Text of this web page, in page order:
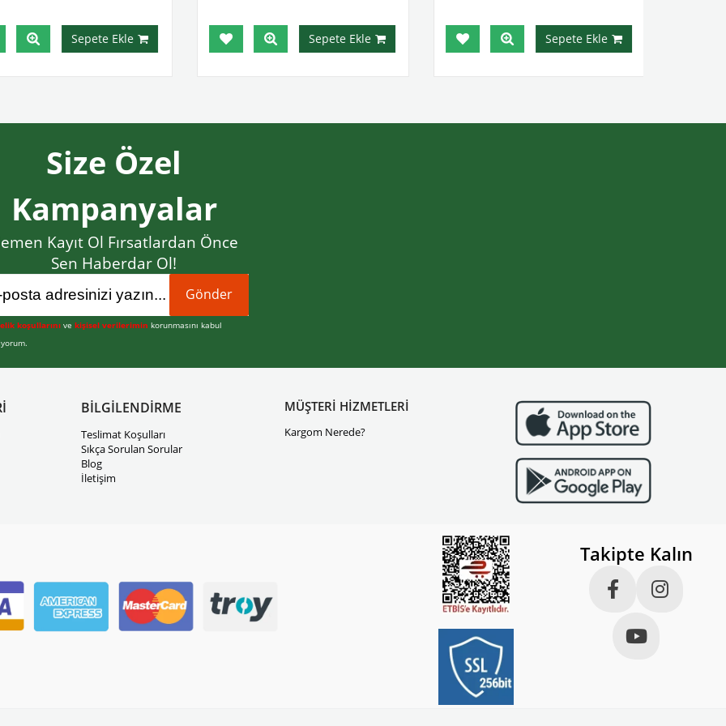
Sepete Ekle Sepete Ekle Sepete Ekle
Size Özel
Kampanyalar
Kayıt Ol Fırsatlardan Önce
Sen Haberdar Ol!
Gönder
koşullarını vekişisel verilerimin korunmasını kabul
BİLGİLENDİRME
Teslimat Koşulları
Sıkça Sorulan Sorular
Blog
İletişim
MÜŞTERİ HİZMETLERİ
Kargom Nerede?
Takipte Kalın